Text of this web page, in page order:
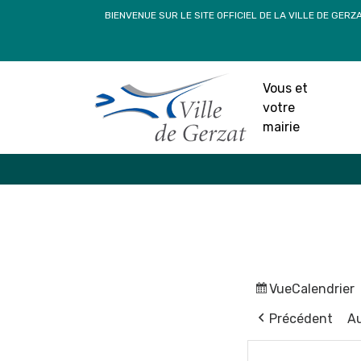
BIENVENUE SUR LE SITE OFFICIEL DE LA VILLE DE
Vous et
votre
mairie
VueCalendrier
Précédent